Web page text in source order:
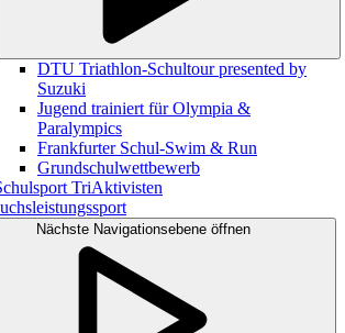
DTU Triathlon-Schultour presented by
Suzuki
Jugend trainiert für Olympia &
Paralympics
Frankfurter Schul-Swim & Run
Grundschulwettbewerb
TriAktivisten
Nächste Navigationsebene öffnen